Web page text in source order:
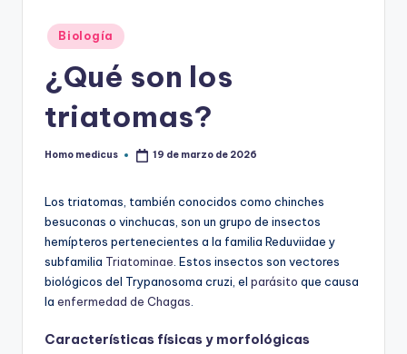
Publicado
en
Biología
¿Qué son los
triatomas?
Publicado
Homo medicus 19 de marzo de 2026
Los triatomas, también conocidos como chinches
besuconas o vinchucas, son un grupo de insectos
hemípteros pertenecientes a la familia Reduviidae y
subfamilia Triatominae . Estos insectos son vectores
biológicos del Trypanosoma cruzi, el parásito que causa
la enfermedad de Chagas
Características físicas y morfológicas